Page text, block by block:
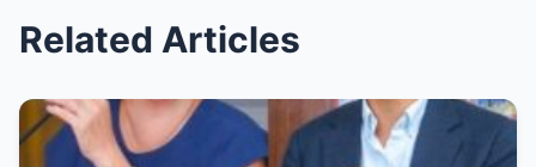
Related Articles